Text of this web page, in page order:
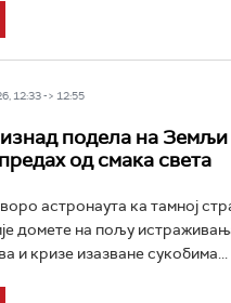
12:33 -> 12:55
подела на
од смака света
астронаута ка тамној
домете на пољу
и кризе изазване сукобима...